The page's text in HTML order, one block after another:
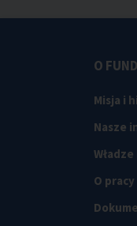
O
Misja i
Nasze
O pracy